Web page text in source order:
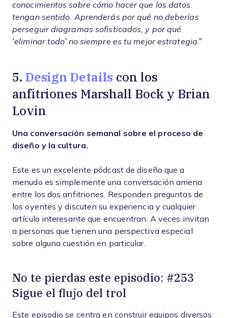
conocimientos sobre cómo hacer que los datos
tengan sentido. Aprenderás por qué no deberías
perseguir diagramas sofisticados, y por qué
‘eliminar todo’ no siempre es tu mejor estrategia .”
5. Design Details con los
anfitriones Marshall Bock y Brian
Lovin
Una conversación semanal sobre el proceso de
diseño y la cultura.
Este es un excelente pódcast de diseño que a
menudo es simplemente una conversación amena
entre los dos anfitriones. Responden preguntas de
los oyentes y discuten su experiencia y cualquier
artículo interesante que encuentran. A veces invitan
a personas que tienen una perspectiva especial
sobre alguna cuestión en particular.
No te pierdas este episodio: #253
Sigue el flujo del trol
Este episodio se centra en construir equipos diversos